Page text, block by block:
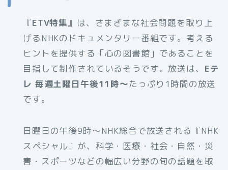
『ETV特集』は、さまざまな社会問題を取り上
げるNHKのドキュメンタリー番組です。考える
ヒントを提供する「心の図書館」であることを
目指して制作されているそうです。放送は、 Eテ
レ 毎週土曜日午後11時～たっぷり1時間の放送
です。
日曜日の午後9時～NHK総合で放送される『NHK
スペシャル』が、科学・医療・社会・自然・災
害・スポーツなどの幅広い分野の旬の話題を取